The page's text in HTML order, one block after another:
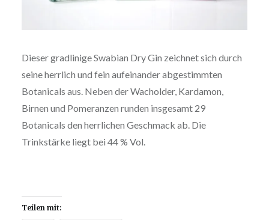
Dieser gradlinige Swabian Dry Gin zeichnet sich durch
seine herrlich und fein aufeinander abgestimmten
Botanicals aus. Neben der Wacholder, Kardamon,
Birnen und Pomeranzen runden insgesamt 29
Botanicals den herrlichen Geschmack ab. Die
Trinkstärke liegt bei 44 % Vol.
Teilen mit: